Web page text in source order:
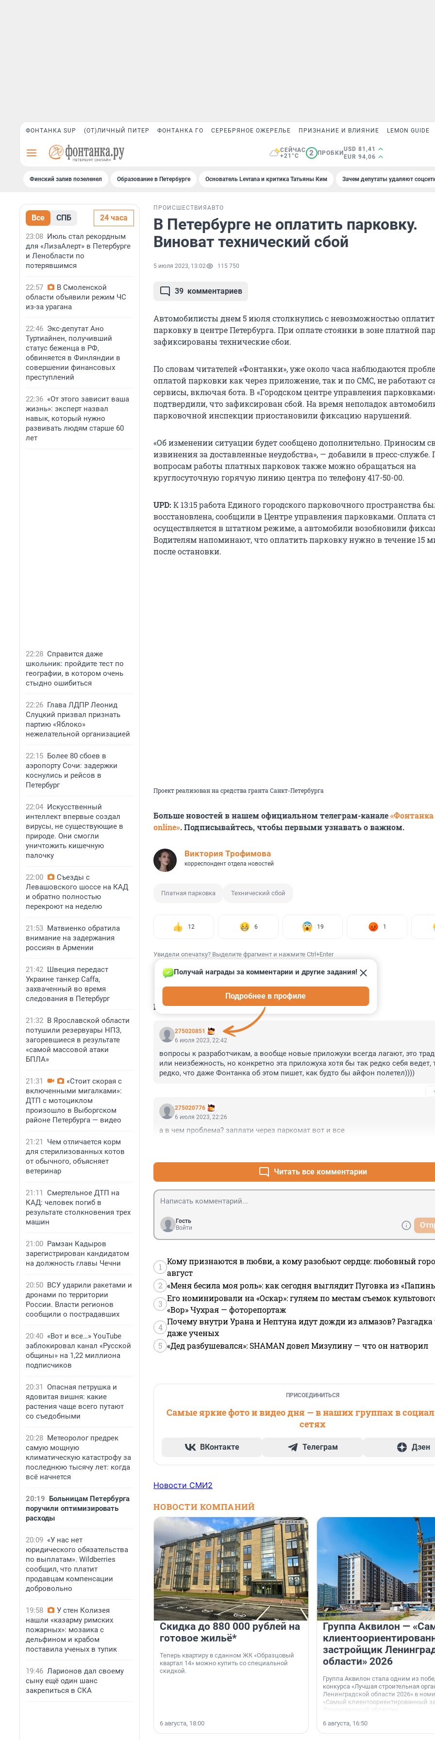
ФОНТАНКА SUP (ОТ)ЛИЧНЫЙ ПИТЕР ФОНТАНКА ГО СЕРЕБРЯНОЕ ОЖЕРЕЛЬЕ ПРИЗНАНИЕ И ВЛИЯНИЕ LEMON GUIDE
СЕЙЧАС
+21°C
2 ПРОБКИ
USD 81,41
EUR 94,06
Финский залив позеленел Образование в Петербурге Основатель Levrana и критика Татьяны Ким Зачем депутаты удаляют
Все СПБ 24 часа
23:08 Июль стал рекордным
для «ЛизаАлерт» в Петербурге
и Ленобласти по
потерявшимся
22:57
В Смоленской
области объявили режим ЧС
из-за урагана
22:46 Экс-депутат Ано
Туртиайнен, получивший
статус беженца в РФ,
обвиняется в Финляндии в
совершении финансовых
преступлений
22:36 «От этого зависит ваша
жизнь»: эксперт назвал
навык, который нужно
развивать людям старше 60
лет
22:28 Справится даже
школьник: пройдите тест по
географии, в котором очень
стыдно ошибиться
22:26 Глава ЛДПР Леонид
Слуцкий призвал признать
партию «Яблоко»
нежелательной организацией
22:15 Более 80 сбоев в
аэропорту Сочи: задержки
коснулись и рейсов в
Петербург
22:04 Искусственный
интеллект впервые создал
вирусы, не существующие в
природе. Они смогли
уничтожить кишечную
палочку
22:00
Съезды с
Левашовского шоссе на КАД
и обратно полностью
перекроют на неделю
21:53 Матвиенко обратила
внимание на задержания
россиян в Армении
21:42 Швеция передаст
Украине танкер Caffa,
захваченный во время
следования в Петербург
21:32 В Ярославской области
потушили резервуары НПЗ,
загоревшиеся в результате
«самой массовой атаки
БПЛА»
21:31
«Стоит скорая с
включенными мигалками»:
ДТП с мотоциклом
произошло в Выборгском
районе Петербурга — видео
21:21
Чем отличается корм
для стерилизованных котов
от обычного, объясняет
ветеринар
21:11 Смертельное ДТП на
КАД: человек погиб в
результате столкновения трех
машин
21:00 Рамзан Кадыров
зарегистрирован кандидатом
на должность главы Чечни
20:50 ВСУ ударили ракетами и
дронами по территории
России. Власти регионов
сообщили о пострадавших
20:40 «Вот и все…» YouTube
заблокировал канал «Русской
общины» на 1,22 миллиона
подписчиков
20:31 Опасная петрушка и
ядовитая вишня: какие
растения чаще всего путают
со съедобными
20:28 Метеоролог предрек
самую мощную
климатическую катастрофу за
последнюю тысячу лет: когда
всё начнется
20:19 Больницам Петербурга
поручили оптимизировать
расходы
20:09 «У нас нет
юридического обязательства
по выплатам». Wildberries
сообщил, что платит
продавцам компенсации
добровольно
19:58
У стен Колизея
нашли «казарму римских
пожарных»: мозаика с
дельфином и крабом
поставила ученых в тупик
19:46 Ларионов дал своему
сыну ещё один шанс
закрепиться в СКА
ПРОИСШЕСТВИЯ АВТО
В Петербурге не оплатить парковку.
Виноват технический сбой
5 июля 2023, 13:02 115 750
39 комментариев
Автомобилисты днем 5 июля столкнулись с невозможностью
парковку в центре Петербурга. При оплате стоянки в зоне платной
зафиксированы технические сбои.
По словам читателей «Фонтанки», уже около часа наблюдаются
оплатой парковки как через приложение, так и по СМС, не работают
сервисы, включая бота. В «Городском центре управления
подтвердили, что зафиксирован сбой. На время неполадок
парковочной инспекции приостановили фиксацию нарушений.
«Об изменении ситуации будет сообщено дополнительно. Приносим
извинения за доставленные неудобства», — добавили в пресс-службе.
вопросам работы платных парковок также можно обращаться на
круглосуточную горячую линию центра по телефону 417-50-00.
UPD: К 13:15 работа Единого городского парковочного пространства
восстановлена, сообщили в Центре управления парковками. Оплата
осуществляется в штатном режиме, а автомобили возобновили
Водителям напоминают, что оплатить парковку нужно в течение 15
после остановки.
Проект реализован на средства гранта Санкт-Петербурга
Больше новостей в нашем официальном телеграм-канале«Фонтанка
online». Подписывайтесь, чтобы первыми узнавать о важном.
Виктория Трофимова
корреспондент отдела новостей
Платная парковка Технический сбой
12 6 19 1
Увидели опечатку? Выделите фрагмент и нажмите Ctrl+Enter
КОММЕНТАРИИ 39
275020851
Получай награды за комментарии и другие задания!
Подробнее в профиле
6 июля 2023, 22:42
вопросы к разработчикам, а вообще новые приложухи всегда лагают, это
или неизбежность, но конкретно эта приложуха хотя бы так редко себя ведет,
редко, что даже Фонтанка об этом пишет, как будто бы айфон полетел))))
275020776
6 июля 2023, 22:26
а в чем проблема? заплати через паркомат вот и все
Читать все комментарии
Гость
Войти
1
Кому признаются в любви, а кому разобьют сердце: любовный
август
2 «Меня бесила моя роль»: как сегодня выглядит Пуговка из
3
Его номинировали на «Оскар»: гуляем по местам съемок
«Вор» Чухрая — фоторепортаж
4
Почему внутри Урана и Нептуна идут дожди из алмазов?
даже ученых
5 «Дед разбушевался»: SHAMAN довел Мизулину — что он натворил
ПРИСОЕДИНИТЬСЯ
Самые яркие фото и видео дня — в наших группах в
сетях
ВКонтакте Телеграм Дзен
Новости СМИ2
НОВОСТИ КОМПАНИЙ
Скидка до 880 000 рублей на
готовое жильё*
Теперь квартиру в сданном ЖК «Образцовый
квартал 14» можно купить со специальной
скидкой.
6 августа, 18:00
Группа Аквилон —
застройщик
области» 2026
Группа Аквилон стала одним из
конкурса «Лучшая строительная
Ленинградской области 2026» в
«Самый клиентоориентированный
Ленинградской области».
6 августа, 16:50